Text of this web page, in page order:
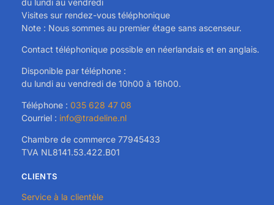
du lundi au vendredi
Visites sur rendez-vous téléphonique
Note : Nous sommes au premier étage sans ascenseur.
Contact téléphonique possible en néerlandais et en anglais.
Disponible par téléphone :
du lundi au vendredi de 10h00 à 16h00.
Téléphone : 035 628 47 08
Courriel : info@tradeline.nl
Chambre de commerce 77945433
TVA NL8141.53.422.B01
CLIENTS
Service à la clientèle